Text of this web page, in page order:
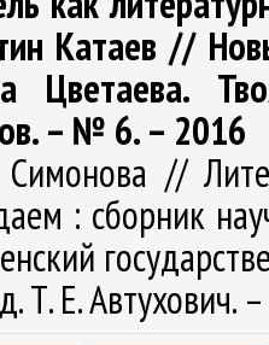
Катаев //
Цветаева.
– № 6. – 2016
//
: сборник
Т. Е.